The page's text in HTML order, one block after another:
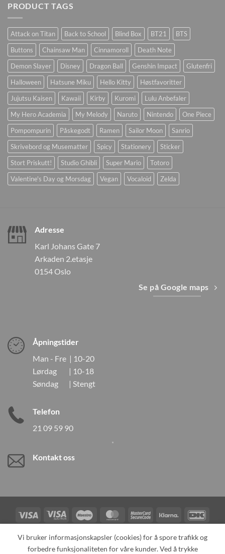
PRODUCT TAGS
Attack on Titan Back to School Blind Box BT21
BTS
Buttons
Chainsaw Man Cinnamoroll
Death Note
Demon Slayer
Disney Dragon Ball Genshin Impact
Glutenfri
Halloween
Hatsune Miku Hello Kitty
Høstfavoritter
Jujutsu Kaisen
Kawaii Kirby Kuromi
Lulu Anbefaler
My Hero Academia
My Melody Naruto Nintendo
One Piece
Pompompurin
Påskegodt Ramen Sailor Moon
Sanrio
Skrivebord og Musematter
Spicy Stationery
Sticker
Stort Priskutt!
Studio Ghibli Super Mario
Totoro
Valentine's Day og Morsdag
Vegan Vocaloid Zelda
Adresse
Karl Johans Gate 7
Arkaden 2.etasje
0154 Oslo
Se på Google maps
Åpningstider
Man - Fre | 10-20
Lørdag | 10-18
Søndag | Stengt
Telefon
21 09 59 90
Kontakt oss
Visa
Visa
Electron
Maestro MasterCardMasterCard
2
Klarna
Card
TILBAKEKALLINGER KONTAKT OSS OM OSS
Vi bruker informasjonskapsler (cookies) for å spore trafikk og
forbedre funksjonaliteten for våre kunder. Ved å trykke